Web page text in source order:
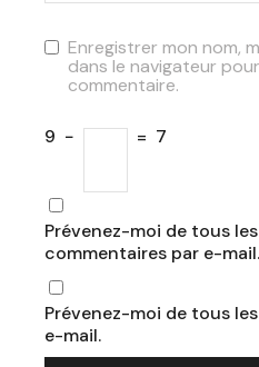
Enregistrer mon nom,
dans le navigateur
commentaire.
9 − = 7
Prévenez-moi de tous
commentaires par e-mail.
Prévenez-moi de tous
e-mail.